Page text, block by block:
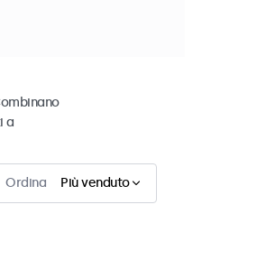
a
Ordina Più venduto